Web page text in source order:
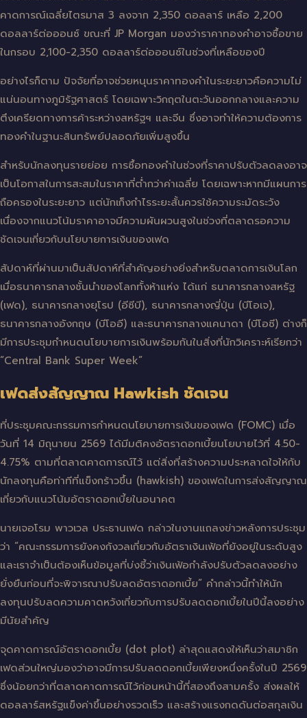
คาดการณ์เฉลี่ยไตรมาส 3 ลงจาก 2,350 ดอลลาร์ เหลือ 2,200
ดอลลาร์ต่อออนซ์ ขณะที่ JP Morgan มองว่าราคาทองคำอาจซื้อขาย
ในกรอบ 2,100-2,350 ดอลลาร์ต่อออนซ์ในช่วงที่เหลือของปี
อย่างไรก็ตาม ปัจจัยที่อาจช่วยหนุนราคาทองคำในระยะยาวคือความไม่
แน่นอนทางภูมิรัฐศาสตร์ โดยเฉพาะวิกฤตในตะวันออกกลางและความ
ตึงเครียดทางการค้าระหว่างสหรัฐฯ และจีน ซึ่งอาจทำให้ความต้องการ
ทองคำในฐานะสินทรัพย์ปลอดภัยเพิ่มสูงขึ้น
สำหรับนักลงทุนรายย่อย การซื้อทองคำในช่วงที่ราคาปรับตัวลดลงอาจ
เป็นโอกาสในการสะสมในราคาที่ต่ำกว่าค่าเฉลี่ย โดยเฉพาะหากมีแผนการ
ถือครองในระยะยาว แต่นักเก็งกำไรระยะสั้นควรใช้ความระมัดระวัง
เนื่องจากแนวโน้มราคาอาจมีความผันผวนสูงในช่วงที่ตลาดรอความ
ชัดเจนเกี่ยวกับนโยบายการเงินของเฟด
สัปดาห์ที่ผ่านมาเป็นสัปดาห์ที่สำคัญอย่างยิ่งสำหรับตลาดการเงินโลก
เมื่อธนาคารกลางชั้นนำของโลกทั้งห้าแห่ง ได้แก่ ธนาคารกลางสหรัฐ
(เฟด), ธนาคารกลางยุโรป (อีซีบี), ธนาคารกลางญี่ปุ่น (บีโอเจ),
ธนาคารกลางอังกฤษ (บีโออี) และธนาคารกลางแคนาดา (บีโอซี) ต่างก็
มีการประชุมกำหนดนโยบายการเงินพร้อมกันในสิ่งที่นักวิเคราะห์เรียกว่า
“Central Bank Super Week”
เฟดส่งสัญญาณ Hawkish ชัดเจน
ที่ประชุมคณะกรรมการกำหนดนโยบายการเงินของเฟด (FOMC) เมื่อ
วันที่ 14 มิถุนายน 2569 ได้มีมติคงอัตราดอกเบี้ยนโยบายไว้ที่ 4.50-
4.75% ตามที่ตลาดคาดการณ์ไว้ แต่สิ่งที่สร้างความประหลาดใจให้กับ
นักลงทุนคือท่าทีที่แข็งกร้าวขึ้น (hawkish) ของเฟดในการส่งสัญญาณ
เกี่ยวกับแนวโน้มอัตราดอกเบี้ยในอนาคต
นายเจอโรม พาวเวล ประธานเฟด กล่าวในงานแถลงข่าวหลังการประชุม
ว่า “คณะกรรมการยังคงกังวลเกี่ยวกับอัตราเงินเฟ้อที่ยังอยู่ในระดับสูง
และเราจำเป็นต้องเห็นข้อมูลที่บ่งชี้ว่าเงินเฟ้อกำลังปรับตัวลดลงอย่าง
ยั่งยืนก่อนที่จะพิจารณาปรับลดอัตราดอกเบี้ย” คำกล่าวนี้ทำให้นัก
ลงทุนปรับลดความคาดหวังเกี่ยวกับการปรับลดดอกเบี้ยในปีนี้ลงอย่าง
มีนัยสำคัญ
จุดคาดการณ์อัตราดอกเบี้ย (dot plot) ล่าสุดแสดงให้เห็นว่าสมาชิก
เฟดส่วนใหญ่มองว่าอาจมีการปรับลดดอกเบี้ยเพียงหนึ่งครั้งในปี 2569
ซึ่งน้อยกว่าที่ตลาดคาดการณ์ไว้ก่อนหน้านี้ที่สองถึงสามครั้ง ส่งผลให้
ดอลลาร์สหรัฐแข็งค่าขึ้นอย่างรวดเร็ว และสร้างแรงกดดันต่อสกุลเงิน